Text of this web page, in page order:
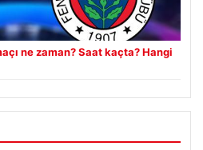
ne zaman? Saat kaçta? Hangi